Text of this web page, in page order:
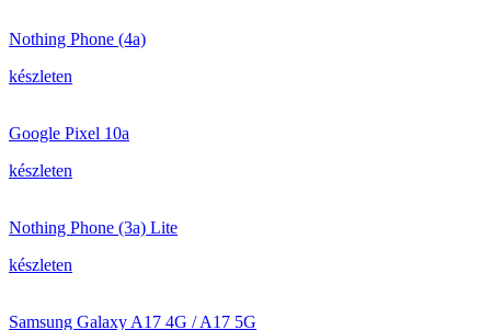
Nothing Phone (4a)
készleten
Google Pixel 10a
készleten
Nothing Phone (3a) Lite
készleten
Samsung Galaxy A17 4G / A17 5G